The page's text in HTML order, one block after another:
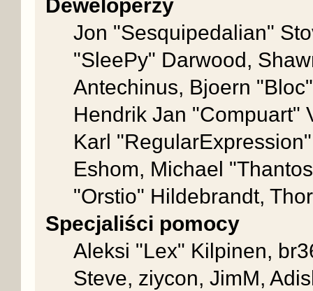
Deweloperzy
Jon "Sesquipedalian"
"SleePy" Darwood,
Antechinus, Bjoern
Hendrik Jan "Compuart"
Karl
Eshom, Michael
"Orstio" Hildebrandt,
Specjaliści pomocy
Aleksi "Lex" Kilpinen,
Steve, ziycon, JimM,